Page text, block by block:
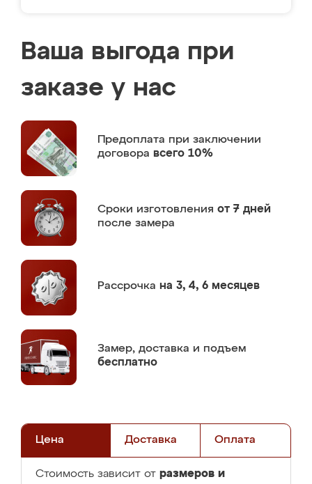
Ваша выгода при
заказе у нас
Предоплата при заключении
договора всего 10%
Сроки изготовления от 7 дней
после замера
Рассрочка на 3, 4, 6 месяцев
Замер, доставка и подъем
бесплатно
Цена Доставка Оплата
Стоимость зависит от размеров и